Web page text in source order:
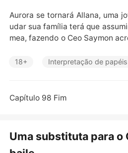
Contos Curtos
Aurora se tornará Allana, uma
udar sua família terá que
mea, fazendo o Ceo Saymon
sa amolecer o atordoado
18+ Interpretação de papéis
Capítulo 98 Fim
Uma substituta para o